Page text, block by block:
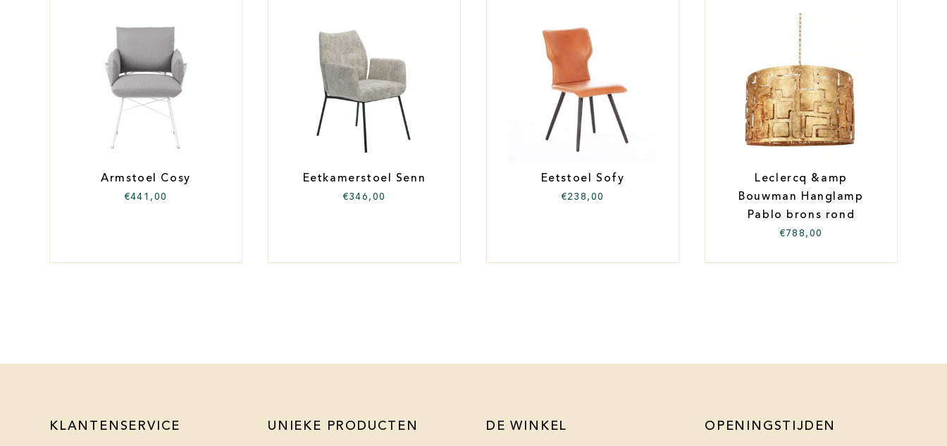
Armstoel Cosy
€441,00
Eetkamerstoel Senn
€346,00
Eetstoel Sofy
€238,00
Leclercq &amp
Bouwman Hanglamp
Pablo brons rond
€788,00
KLANTENSERVICE UNIEKE PRODUCTEN DE WINKEL OPENINGSTIJDEN